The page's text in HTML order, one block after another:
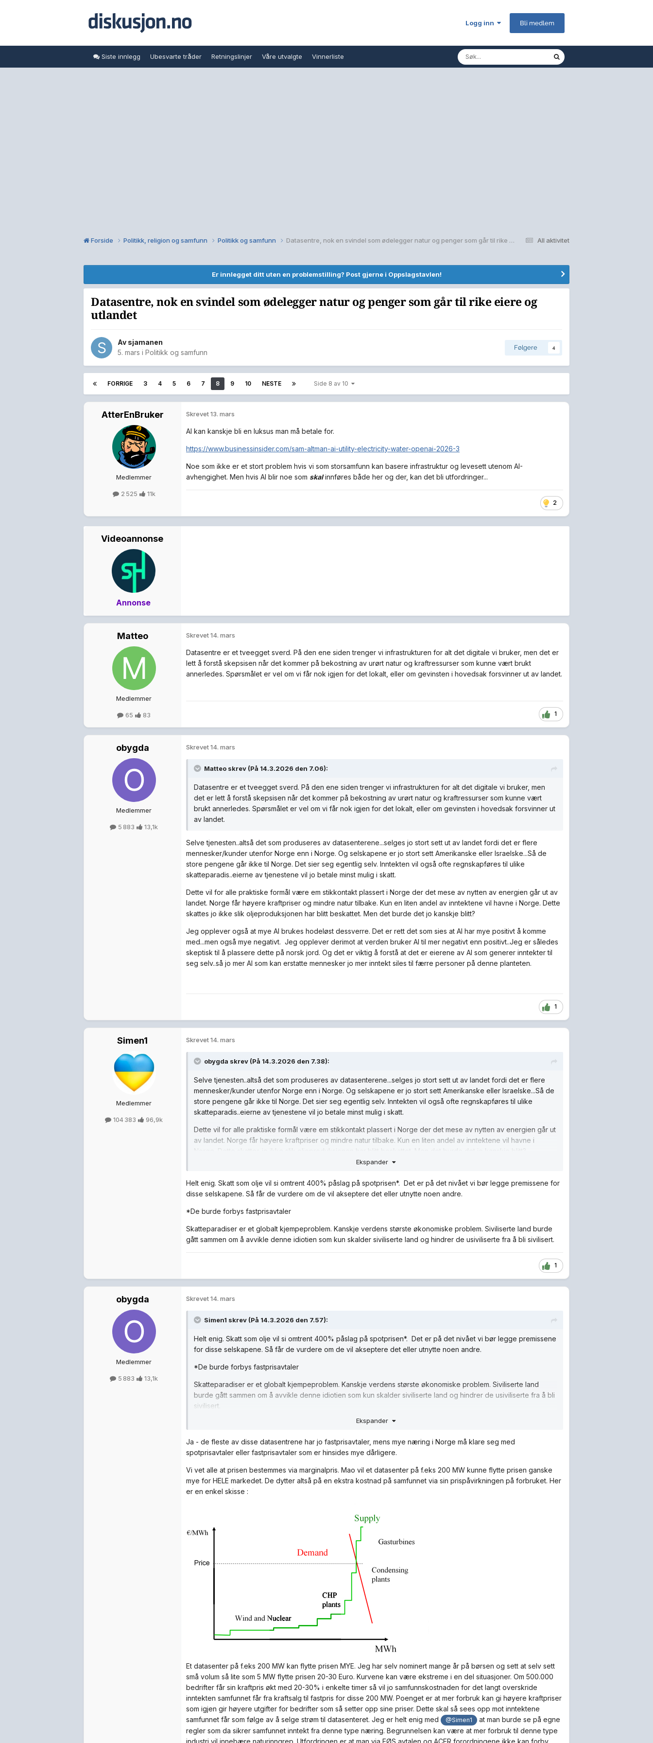
Logg inn Bli medlem
Siste innlegg Ubesvarte tråder Retningslinjer Våre utvalgte Vinnerliste
All aktivitet
Forside Politikk, religion og samfunn Politikk og samfunn Datasentre, nok en svindel som ødelegger natur og penger som går til rike eiere og utlandet
Er innlegget ditt uten en problemstilling? Post gjerne i Oppslagstavlen!
Datasentre, nok en svindel som ødelegger natur og penger som går til rike eiere og
utlandet
Av sjamanen
5. mars i Politikk og samfunn
Følgere 4
FORRIGE 3 4 5 6 7 8 9 10 NESTE Side 8 av 10
AtterEnBruker
Medlemmer
2 525 11k
Skrevet13. mars
AI kan kanskje bli en luksus man må betale for.
https://www.businessinsider.com/sam-altman-ai-utility-electricity-water-openai-2026-3
Noe som ikke er et stort problem hvis vi som storsamfunn kan basere infrastruktur og levesett utenom AI-
avhengighet. Men hvis AI blir noe som skalinnføres både her og der, kan det bli utfordringer...
2
Videoannonse
Annonse
Matteo
Medlemmer
65 83
Skrevet14. mars
Datasentre er et tveegget sverd. På den ene siden trenger vi infrastrukturen for alt det digitale vi bruker, men det er
lett å forstå skepsisen når det kommer på bekostning av urørt natur og kraftressurser som kunne vært brukt
annerledes. Spørsmålet er vel om vi får nok igjen for det lokalt, eller om gevinsten i hovedsak forsvinner ut av landet.
1
obygda
Medlemmer
5 883 13,1k
Skrevet14. mars
Matteo skrev (På 14.3.2026 den 7.06):
Datasentre er et tveegget sverd. På den ene siden trenger vi infrastrukturen for alt det digitale vi bruker, men
det er lett å forstå skepsisen når det kommer på bekostning av urørt natur og kraftressurser som kunne vært
brukt annerledes. Spørsmålet er vel om vi får nok igjen for det lokalt, eller om gevinsten i hovedsak forsvinner ut
av landet.
Selve tjenesten..altså det som produseres av datasenterene...selges jo stort sett ut av landet fordi det er flere
mennesker/kunder utenfor Norge enn i Norge. Og selskapene er jo stort sett Amerikanske eller Israelske...Så de
store pengene går ikke til Norge. Det sier seg egentlig selv. Inntekten vil også ofte regnskapføres til ulike
skatteparadis..eierne av tjenestene vil jo betale minst mulig i skatt.
Dette vil for alle praktiske formål være em stikkontakt plassert i Norge der det mese av nytten av energien går ut av
landet. Norge får høyere kraftpriser og mindre natur tilbake. Kun en liten andel av inntektene vil havne i Norge. Dette
skattes jo ikke slik oljeproduksjonen har blitt beskattet. Men det burde det jo kanskje blitt?
Jeg opplever også at mye AI brukes hodeløst dessverre. Det er rett det som sies at AI har mye positivt å komme
med...men også mye negativt. Jeg opplever derimot at verden bruker AI til mer negativt enn positivt..Jeg er således
skeptisk til å plassere dette på norsk jord. Og det er viktig å forstå at det er eierene av AI som generer inntekter til
seg selv..så jo mer AI som kan erstatte mennesker jo mer inntekt siles til færre personer på denne planteten.
1
Simen1
Medlemmer
104 383 96,9k
Skrevet14. mars
obygda skrev (På 14.3.2026 den 7.38):
Selve tjenesten..altså det som produseres av datasenterene...selges jo stort sett ut av landet fordi det er flere
mennesker/kunder utenfor Norge enn i Norge. Og selskapene er jo stort sett Amerikanske eller Israelske...Så de
store pengene går ikke til Norge. Det sier seg egentlig selv. Inntekten vil også ofte regnskapføres til ulike
skatteparadis..eierne av tjenestene vil jo betale minst mulig i skatt.
Dette vil for alle praktiske formål være em stikkontakt plassert i Norge der det mese av nytten av energien går ut
av landet. Norge får høyere kraftpriser og mindre natur tilbake. Kun en liten andel av inntektene vil havne i
Norge. Dette skattes jo ikke slik oljeproduksjonen har blitt beskattet. Men det burde det jo kanskje blitt?
Ekspander
Helt enig. Skatt som olje vil si omtrent 400% påslag på spotprisen*. Det er på det nivået vi bør legge premissene for
disse selskapene. Så får de vurdere om de vil akseptere det eller utnytte noen andre.
*De burde forbys fastprisavtaler
Skatteparadiser er et globalt kjempeproblem. Kanskje verdens største økonomiske problem. Siviliserte land burde
gått sammen om å avvikle denne idiotien som kun skalder siviliserte land og hindrer de usiviliserte fra å bli sivilisert.
1
obygda
Medlemmer
5 883 13,1k
Skrevet14. mars
Simen1 skrev (På 14.3.2026 den 7.57):
Helt enig. Skatt som olje vil si omtrent 400% påslag på spotprisen*. Det er på det nivået vi bør legge premissene
for disse selskapene. Så får de vurdere om de vil akseptere det eller utnytte noen andre.
*De burde forbys fastprisavtaler
Skatteparadiser er et globalt kjempeproblem. Kanskje verdens største økonomiske problem. Siviliserte land
burde gått sammen om å avvikle denne idiotien som kun skalder siviliserte land og hindrer de usiviliserte fra å bli
sivilisert.
Ekspander
Ja - de fleste av disse datasentrene har jo fastprisavtaler, mens mye næring i Norge må klare seg med
spotprisavtaler eller fastprisavtaler som er hinsides mye dårligere.
Vi vet alle at prisen bestemmes via marginalpris. Mao vil et datasenter på f.eks 200 MW kunne flytte prisen ganske
mye for HELE markedet. De dytter altså på en ekstra kostnad på samfunnet via sin prispåvirkningen på forbruket. Her
er en enkel skisse :
Et datasenter på f.eks 200 MW kan flytte prisen MYE. Jeg har selv nominert mange år på børsen og sett at selv sett
små volum så lite som 5 MW flytte prisen 20-30 Euro. Kurvene kan være ekstreme i en del situasjoner. Om 500.000
bedrifter får sin kraftpris økt med 20-30% i enkelte timer så vil jo samfunnskostnaden for det langt overskride
inntekten samfunnet får fra kraftsalg til fastpris for disse 200 MW. Poenget er at mer forbruk kan gi høyere kraftpriser
som igjen gir høyere utgifter for bedrifter som så setter opp sine priser. Dette skal så sees opp mot inntektene
samfunnet får som følge av å selge strøm til datasenteret. Jeg er helt enig med
@Simen1
at man burde se på egne
regler som da sikrer samfunnet inntekt fra denne type næring. Begrunnelsen kan være at mer forbruk til denne type